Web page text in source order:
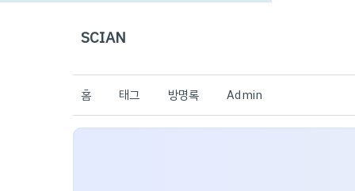
SCIAN
홈 태그 방명록 Admin